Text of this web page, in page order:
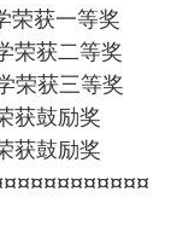
荣获一等奖
荣获二等奖
荣获三等奖
获鼓励奖
获鼓励奖